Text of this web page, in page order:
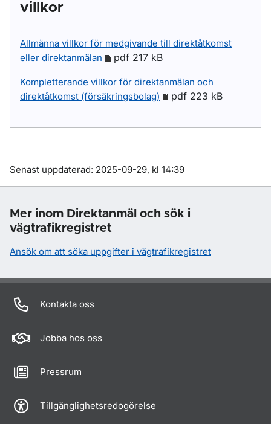
villkor
Allmänna villkor för medgivande till direktåtkomst
eller direktanmälan
pdf 217 kB
Kompletterande villkor för direktanmälan och
direktåtkomst (försäkringsbolag)
pdf 223 kB
Om sidan
Senast uppdaterad: 2025-09-29, kl 14:39
Mer inom Direktanmäl och sök i
vägtrafikregistret
Ansök om att söka uppgifter i vägtrafikregistret
Kontakta oss
Jobba hos oss
Pressrum
Tillgänglighetsredogörelse